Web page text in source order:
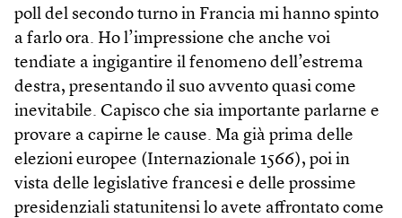
poll del secondo turno in Francia mi hanno spinto
a farlo ora. Ho l’impressione che anche voi
tendiate a ingigantire il fenomeno dell’estrema
destra, presentando il suo avvento quasi come
inevitabile. Capisco che sia importante parlarne e
provare a capirne le cause. Ma già prima delle
elezioni europee (Internazionale 1566), poi in
vista delle legislative francesi e delle prossime
presidenziali statunitensi lo avete affrontato come